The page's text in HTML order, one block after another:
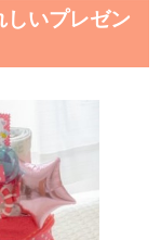
しいプレゼン